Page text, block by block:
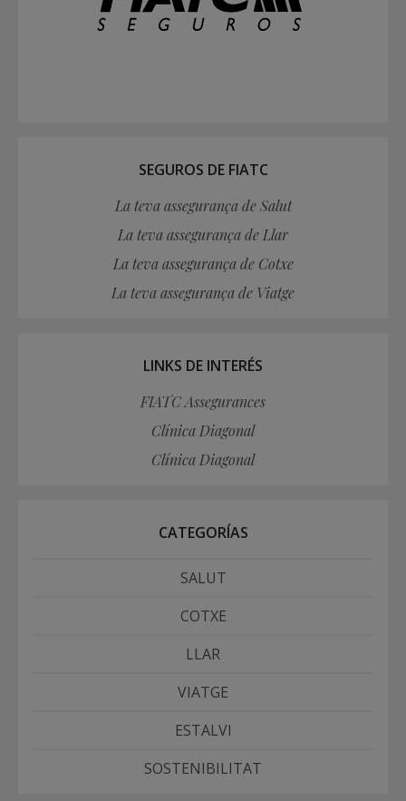
SEGUROS DE FIATC
La teva assegurança de Salut
La teva assegurança de Llar
La teva assegurança de Cotxe
La teva assegurança de Viatge
LINKS DE INTERÉS
FIATC Assegurances
Clínica Diagonal
Clínica Diagonal
CATEGORÍAS
SALUT
COTXE
LLAR
VIATGE
ESTALVI
SOSTENIBILITAT